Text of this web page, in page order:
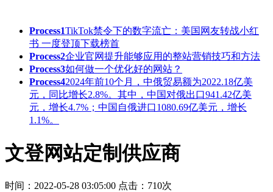
Process1TikTok禁令下的数字流亡：美国网友转战小红
书 一度登顶下载榜首
Process2企业官网提升能够应用的整站营销技巧和方法
Process3如何做一个优化好的网站？
Process42024年前10个月，中俄贸易额为2022.18亿美
元，同比增长2.8%。其中，中国对俄出口941.42亿美
元，增长4.7%；中国自俄进口1080.69亿美元，增长
1.1%。
文登网站定制供应商
时间：2022-05-28 03:05:00 点击：710次